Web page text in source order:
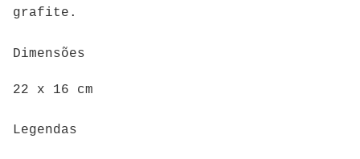
grafite.
Dimensões
22 x 16 cm
Legendas